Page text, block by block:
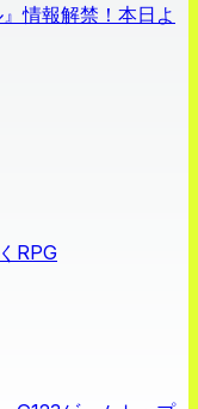
情報解禁！本日よ
RPG